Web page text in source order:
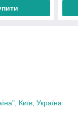
Київ, Україна